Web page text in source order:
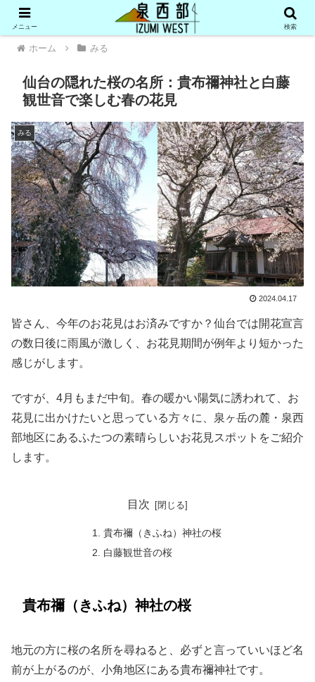
ホーム みる
仙台の隠れた桜の名所：貴布禰神社と白藤
観世音で楽しむ春の花見
みる
2024.04.17
皆さん、今年のお花見はお済みですか？仙台では開花宣言
の数日後に雨風が激しく、お花見期間が例年より短かった
感じがします。
ですが、4月もまだ中旬。春の暖かい陽気に誘われて、お
花見に出かけたいと思っている方々に、泉ヶ岳の麓・泉西
部地区にあるふたつの素晴らしいお花見スポットをご紹介
します。
目次
貴布禰（きふね）神社の桜
白藤観世音の桜
貴布禰（きふね）神社の桜
地元の方に桜の名所を尋ねると、必ずと言っていいほど名
前が上がるのが、小角地区にある貴布禰神社です。
メニュー 検索